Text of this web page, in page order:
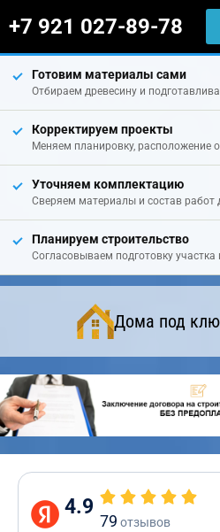
+7 921 027-89-78
Готовим материалы сами
Отбираем древесину и
Корректируем проекты
Меняем планировку, расположение
Уточняем комплектацию
Сверяем материалы и состав работ
Планируем строительство
Согласовываем подготовку участка
Дома под
4.9
79 отзывов